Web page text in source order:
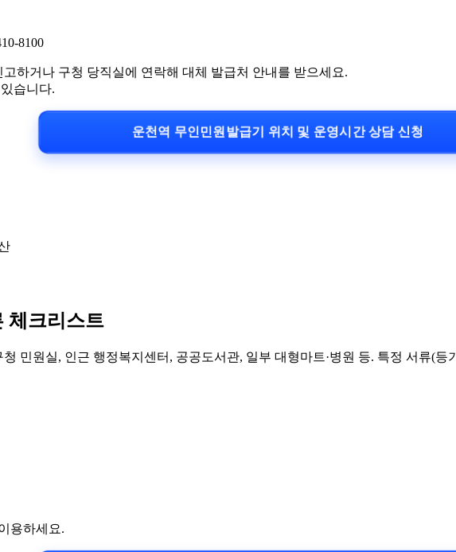
8100
하거나 구청 당직실에 연락해 대체 발급처 안내를 받으세요.
습니다.
운천역 무인민원발급기 위치 및 운영시간 상담 신청
체크리스트
민원실, 인근 행정복지센터, 공공도서관, 일부 대형마트·병원 등. 특정 서류(
용하세요.